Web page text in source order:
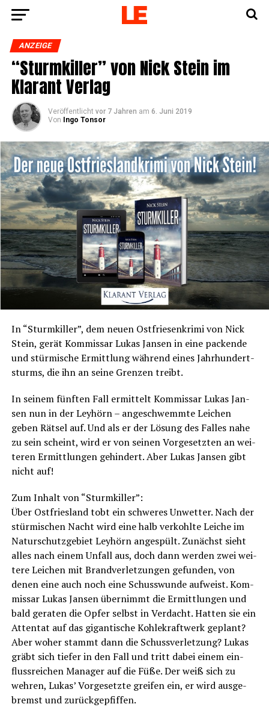
ANZEIGE
“Sturm­kil­ler” von Nick Stein im
Klar­ant Verlag
Veröffentlicht vor 7 Jahren am 6. Juni 2019
Von
Ingo Tonsor
In “Sturm­kil­ler”, dem neu­en Ost­frie­sen­kri­mi von Nick
Stein, gerät Kom­mis­sar Lukas Jan­sen in eine packen­de
und stür­mi­sche Ermitt­lung wäh­rend eines Jahr­hun­dert­
s­turms, die ihn an sei­ne Gren­zen treibt.
In sei­nem fünf­ten Fall ermit­telt Kom­mis­sar Lukas Jan­
sen nun in der Ley­hörn – ange­schwemm­te Lei­chen
geben Rät­sel auf. Und als er der Lösung des Fal­les nahe
zu sein scheint, wird er von sei­nen Vor­ge­setz­ten an wei­
te­ren Ermitt­lun­gen gehin­dert. Aber Lukas Jan­sen gibt
nicht auf!
Zum Inhalt von “Sturm­kil­ler”:
Über Ost­fries­land tobt ein schwe­res Unwet­ter. Nach der
stür­mi­schen Nacht wird eine halb ver­kohl­te Lei­che im
Natur­schutz­ge­biet Ley­hörn ange­spült. Zunächst sieht
alles nach einem Unfall aus, doch dann wer­den zwei wei­
te­re Lei­chen mit Brand­ver­let­zun­gen gefun­den, von
denen eine auch noch eine Schuss­wun­de auf­weist. Kom­
mis­sar Lukas Jan­sen über­nimmt die Ermitt­lun­gen und
bald gera­ten die Opfer selbst in Ver­dacht. Hat­ten sie ein
Atten­tat auf das gigan­ti­sche Koh­le­kraft­werk geplant?
Aber woher stammt dann die Schuss­ver­let­zung? Lukas
gräbt sich tie­fer in den Fall und tritt dabei einem ein­
fluss­rei­chen Mana­ger auf die Füße. Der weiß sich zu
weh­ren, Lukas’ Vor­ge­setz­te grei­fen ein, er wird aus­ge­
bremst und zurückgepfiffen.